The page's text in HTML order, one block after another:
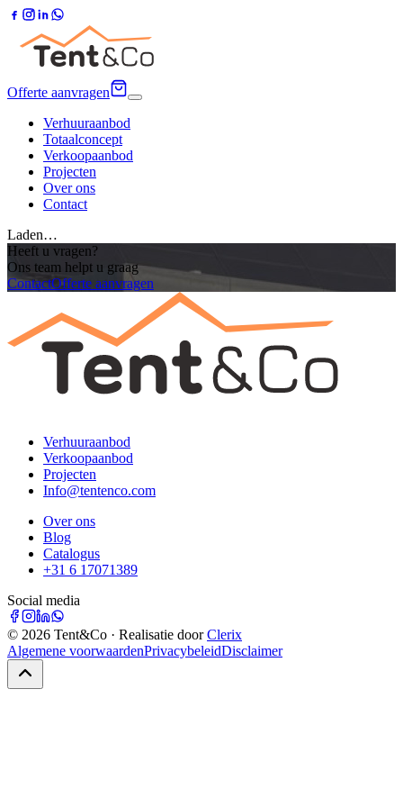
Offerte aanvragen
Verhuuraanbod
Totaalconcept
Verkoopaanbod
Projecten
Over ons
Contact
Laden…
Heeft u vragen?
Ons team helpt u graag
ContactOfferte aanvragen
Verhuuraanbod
Verkoopaanbod
Projecten
Info@tentenco.com
Over ons
Blog
Catalogus
+31 6 17071389
Social media
© 2026 Tent&Co · Realisatie door Clerix
Algemene voorwaardenPrivacybeleidDisclaimer